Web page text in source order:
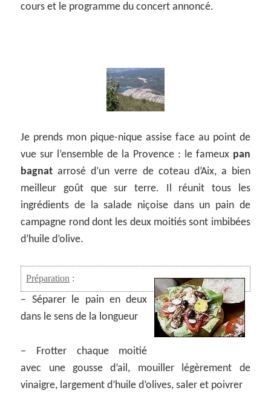
cours et le programme du concert annoncé.
Je prends mon pique-nique assise face au point de
vue sur l’ensemble de la Provence : le fameux pan
bagnat arrosé d’un verre de coteau d’Aix, a bien
meilleur goût que sur terre. Il réunit tous les
ingrédients de la salade niçoise dans un pain de
campagne rond dont les deux moitiés sont imbibées
d’huile d’olive.
Préparation :
– Séparer le pain en deux
dans le sens de la longueur
– Frotter chaque moitié
avec une gousse d’ail, mouiller légèrement de
vinaigre, largement d’huile d’olives, saler et poivrer